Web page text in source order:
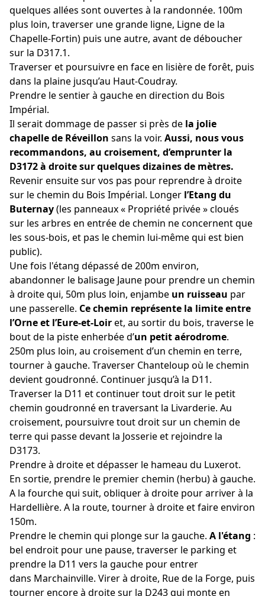
quelques allées sont ouvertes à la randonnée. 100m
plus loin, traverser une grande ligne, Ligne de la
Chapelle-Fortin) puis une autre, avant de déboucher
sur la D317.1.
Traverser et poursuivre en face en lisière de forêt, puis
dans la plaine jusqu’au Haut-Coudray.
Prendre le sentier à gauche en direction du Bois
Impérial.
Il serait dommage de passer si près de la jolie
chapelle de Réveillon sans la voir. Aussi, nous vous
recommandons, au croisement, d’emprunter la
D3172 à droite sur quelques dizaines de mètres.
Revenir ensuite sur vos pas pour reprendre à droite
sur le chemin du Bois Impérial. Longer l’Etang du
Buternay(les panneaux « Propriété privée » cloués
sur les arbres en entrée de chemin ne concernent que
les sous-bois, et pas le chemin lui-même qui est bien
public).
Une fois l'étang dépassé de 200m environ,
abandonner le balisage Jaune pour prendre un chemin
à droite qui, 50m plus loin, enjambe un ruisseau par
une passerelle. Ce chemin représente la limite entre
l’Orne et l’Eure-et-Loiret, au sortir du bois, traverse le
bout de la piste enherbée d’un petit aérodrome.
250m plus loin, au croisement d’un chemin en terre,
tourner à gauche. Traverser Chanteloup où le chemin
devient goudronné. Continuer jusqu’à la D11.
Traverser la D11 et continuer tout droit sur le petit
chemin goudronné en traversant la Livarderie. Au
croisement, poursuivre tout droit sur un chemin de
terre qui passe devant la Josserie et rejoindre la
D3173.
Prendre à droite et dépasser le hameau du Luxerot.
En sortie, prendre le premier chemin (herbu) à gauche.
A la fourche qui suit, obliquer à droite pour arriver à la
Hardellière. A la route, tourner à droite et faire environ
150m.
Prendre le chemin qui plonge sur la gauche. A l'étang :
bel endroit pour une pause, traverser le parking et
prendre la D11 vers la gauche pour entrer
dans Marchainville. Virer à droite, Rue de la Forge, puis
tourner encore à droite sur la D243 qui monte en